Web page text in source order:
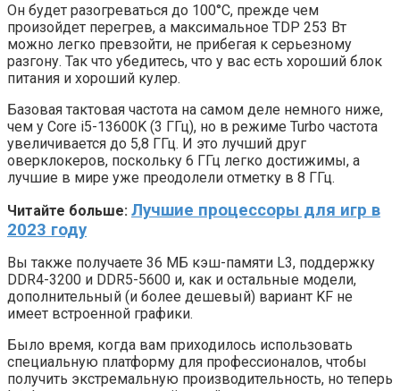
Он будет разогреваться до 100°C, прежде чем
произойдет перегрев, а максимальное TDP 253 Вт
можно легко превзойти, не прибегая к серьезному
разгону. Так что убедитесь, что у вас есть хороший блок
питания и хороший кулер.
Базовая тактовая частота на самом деле немного ниже,
чем у Core i5-13600K (3 ГГц), но в режиме Turbo частота
увеличивается до 5,8 ГГц. И это лучший друг
оверклокеров, поскольку 6 ГГц легко достижимы, а
лучшие в мире уже преодолели отметку в 8 ГГц.
Читайте больше: Лучшие процессоры для игр в
2023 году
Вы также получаете 36 МБ кэш-памяти L3, поддержку
DDR4-3200 и DDR5-5600 и, как и остальные модели,
дополнительный (и более дешевый) вариант KF не
имеет встроенной графики.
Было время, когда вам приходилось использовать
специальную платформу для профессионалов, чтобы
получить экстремальную производительность, но теперь